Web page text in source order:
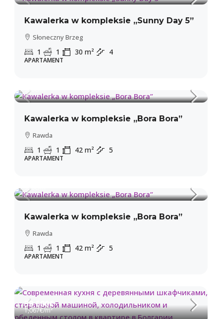
Kawalerka w kompleksie „Sunny Day 5”
Słoneczny Brzeg
1 1 30 m² 4
APARTAMENT
950€
Kawalerka w kompleksie „Bora Bora”
Rawda
1 1 42 m² 5
APARTAMENT
950€
Kawalerka w kompleksie „Bora Bora”
Rawda
1 1 42 m² 5
APARTAMENT
39,500€
1,067€/m²